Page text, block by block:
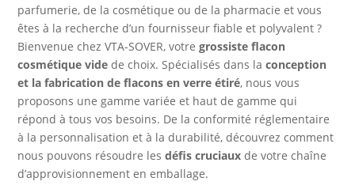
parfumerie, de la cosmétique ou de la pharmacie et vous
êtes à la recherche d’un fournisseur fiable et polyvalent ?
Bienvenue chez VTA-SOVER, votregrossiste flacon
cosmétique vide de choix. Spécialisés dans laconception
et la fabrication de flacons en verre étiré, nous vous
proposons une gamme variée et haut de gamme qui
répond à tous vos besoins. De la conformité réglementaire
à la personnalisation et à la durabilité, découvrez comment
nous pouvons résoudre lesdéfis cruciaux de votre chaîne
d’approvisionnement en emballage.